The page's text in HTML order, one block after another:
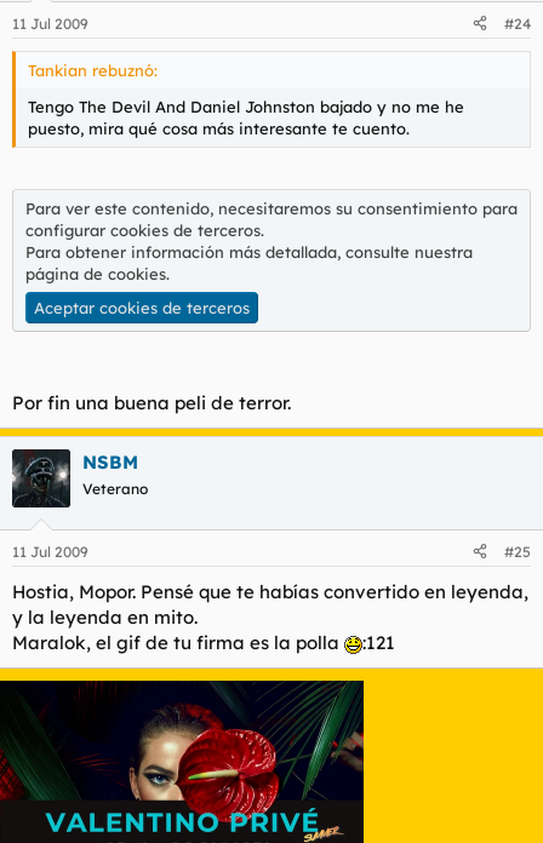
11 Jul 2009 #24
Tankian rebuznó:
Tengo The Devil And Daniel Johnston bajado y no me he
puesto, mira qué cosa más interesante te cuento.
Para ver este contenido, necesitaremos su consentimiento para
configurar cookies de terceros.
Para obtener información más detallada, consulte nuestra
página de cookies.
Aceptar cookies de terceros
Por fin una buena peli de terror.
NSBM
Veterano
11 Jul 2009 #25
Hostia, Mopor. Pensé que te habías convertido en leyenda,
y la leyenda en mito.
Maralok, el gif de tu firma es la polla
:121